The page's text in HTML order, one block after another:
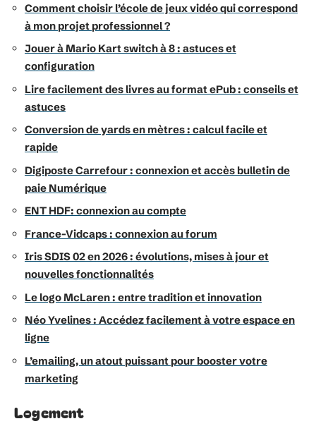
Comment choisir l’école de jeux vidéo qui correspond
à mon projet professionnel ?
Jouer à Mario Kart switch à 8 : astuces et
configuration
Lire facilement des livres au format ePub : conseils et
astuces
Conversion de yards en mètres : calcul facile et
rapide
Digiposte Carrefour : connexion et accès bulletin de
paie Numérique
ENT HDF: connexion au compte
France-Vidcaps : connexion au forum
Iris SDIS 02 en 2026 : évolutions, mises à jour et
nouvelles fonctionnalités
Le logo McLaren : entre tradition et innovation
Néo Yvelines : Accédez facilement à votre espace en
ligne
L’emailing, un atout puissant pour booster votre
marketing
Logement